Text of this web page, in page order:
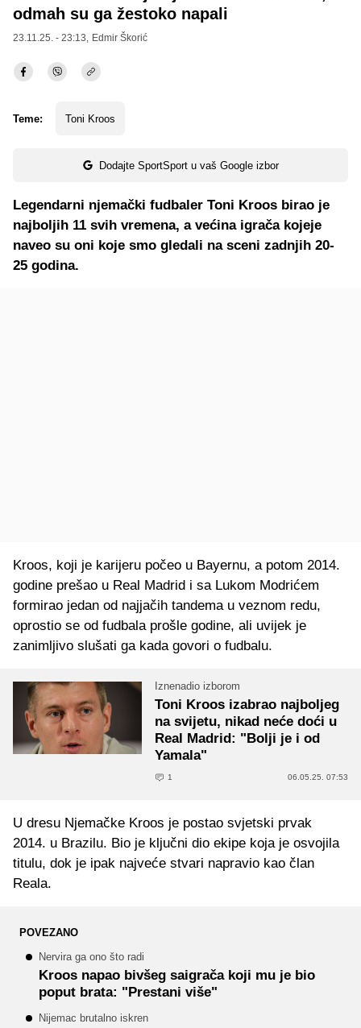
odmah su ga žestoko napali
23.11.25. - 23:13, Edmir Škorić
Teme: Toni Kroos
Dodajte SportSport u vaš Google izbor
Legendarni njemački fudbaler Toni Kroos birao je
najboljih 11 svih vremena, a većina igrača kojeje
naveo su oni koje smo gledali na sceni zadnjih 20-
25 godina.
Kroos, koji je karijeru počeo u Bayernu, a potom 2014.
godine prešao u Real Madrid i sa Lukom Modrićem
formirao jedan od najjačih tandema u veznom redu,
oprostio se od fudbala prošle godine, ali uvijek je
zanimljivo slušati ga kada govori o fudbalu.
Iznenadio izborom
Toni Kroos izabrao najboljeg
na svijetu, nikad neće doći u
Real Madrid: "Bolji je i od
Yamala"
1 06.05.25. 07:53
U dresu Njemačke Kroos je postao svjetski prvak
2014. u Brazilu. Bio je ključni dio ekipe koja je osvojila
titulu, dok je ipak najveće stvari napravio kao član
Reala.
POVEZANO
Nervira ga ono što radi
Kroos napao bivšeg saigrača koji mu je bio
poput brata: "Prestani više"
Nijemac brutalno iskren